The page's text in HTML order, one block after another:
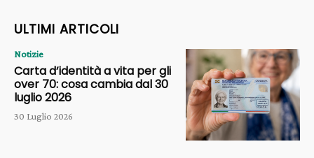
ULTIMI ARTICOLI
Notizie
Carta d’identità a vita per gli
over 70: cosa cambia dal 30
luglio 2026
30 Luglio 2026